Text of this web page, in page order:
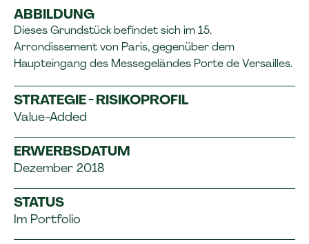
ABBILDUNG
Dieses Grundstück befindet sich im 15.
Arrondissement von Paris, gegenüber dem
Haupteingang des Messegeländes Porte de Versailles.
STRATEGIE - RISIKOPROFIL
Value-Added
ERWERBSDATUM
Dezember 2018
STATUS
Im Portfolio